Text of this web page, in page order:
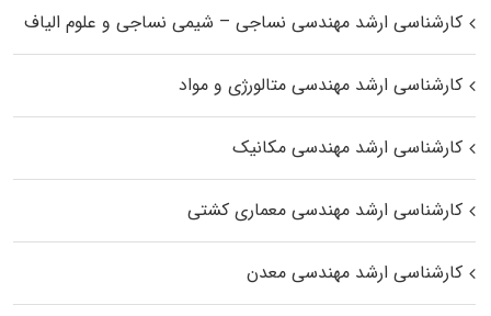
کارشناسی ارشد مهندسی نساجی – شیمی نساجی و علوم الیاف
کارشناسی ارشد مهندسی متالورژی و مواد
کارشناسی ارشد مهندسی مکانیک
کارشناسی ارشد مهندسی معماری کشتی
کارشناسی ارشد مهندسی معدن